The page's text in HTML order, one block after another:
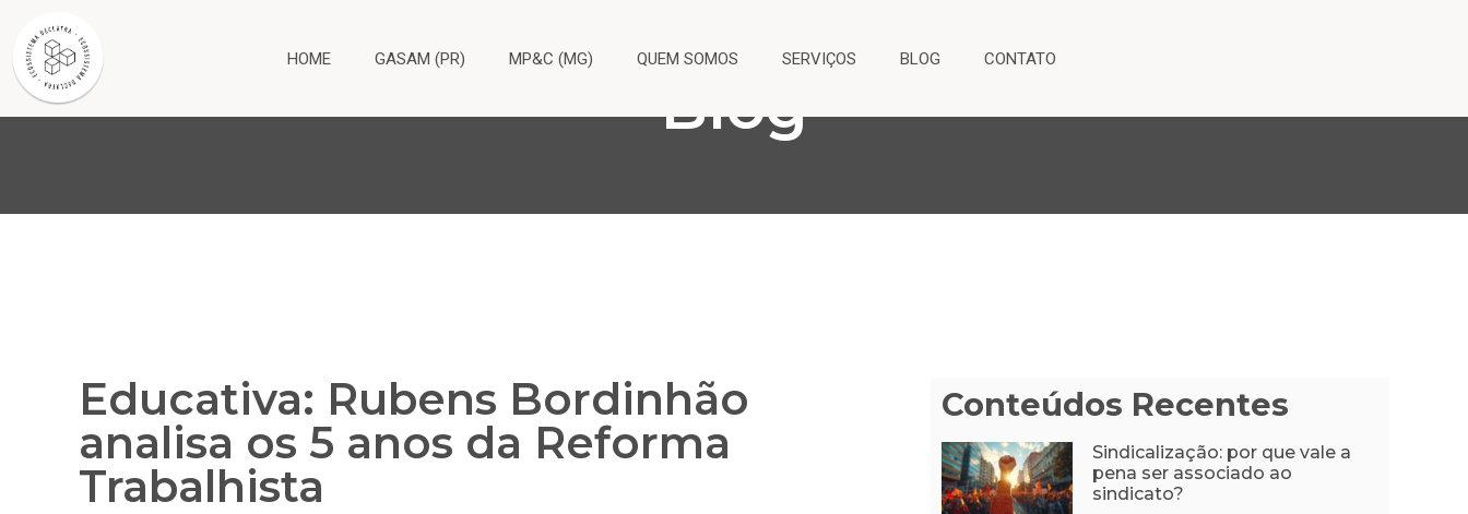
HOME GASAM (PR) MP&C (MG) QUEM SOMOS SERVIÇOS BLOG CONTATO
Blog
Educativa: Rubens Bordinhão
analisa os 5 anos da Reforma
Trabalhista
Conteúdos Recentes
Sindicalização: por que vale a
pena ser associado ao
sindicato?